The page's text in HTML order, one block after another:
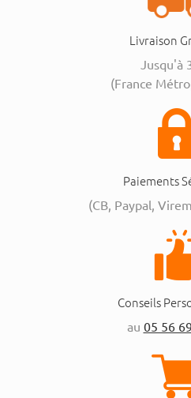
Livraison
Jusqu'à
(France
Paiements
(CB, Paypal,
Conseils
au 05 56